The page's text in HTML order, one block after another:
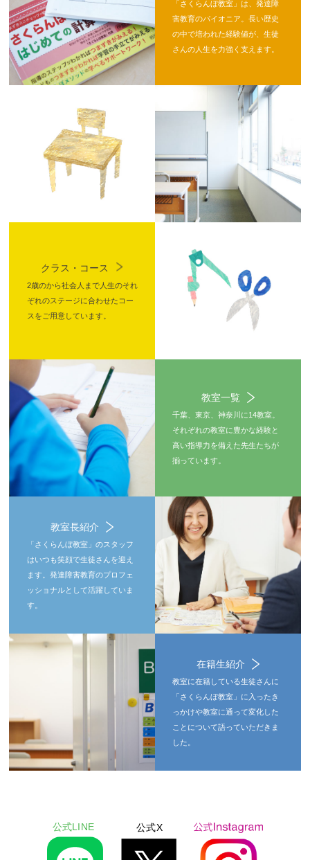
「さくらんぼ教室」は、発達障
害教育のパイオニア。長い歴史
の中で培われた経験値が、生徒
さんの人生を力強く支えます。
クラス・コース
2歳のから社会人まで人生のそれ
ぞれのステージに合わせたコー
スをご用意しています。
教室一覧
千葉、東京、神奈川に14教室。
それぞれの教室に豊かな経験と
高い指導力を備えた先生たちが
揃っています。
教室長紹介
「さくらんぼ教室」のスタッフ
はいつも笑顔で生徒さんを迎え
ます。発達障害教育のプロフェ
ッショナルとして活躍していま
す。
在籍生紹介
教室に在籍している生徒さんに
「さくらんぼ教室」に入ったき
っかけや教室に通って変化した
ことについて語っていただきま
した。